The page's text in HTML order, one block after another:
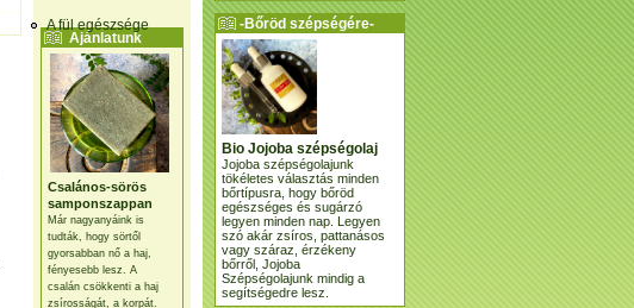
A fül egészsége
Ajánlatunk
Csalános-sörös
samponszappan
Már nagyanyáink is
tudták, hogy sörtől
gyorsabban nő a haj,
fényesebb lesz. A
csalán csökkenti a haj
zsírosságát, a korpát.
-Bőröd szépségére-
Bio Jojoba szépségolaj
Jojoba szépségolajunk
tökéletes választás minden
bőrtípusra, hogy bőröd
egészséges és sugárzó
legyen minden nap. Legyen
szó akár zsíros, pattanásos
vagy száraz, érzékeny
bőrről, Jojoba
Szépségolajunk mindig a
segítségedre lesz.